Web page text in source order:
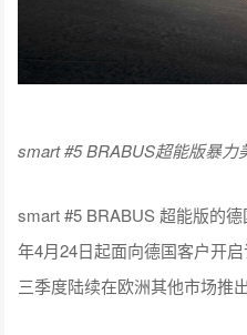
smart #5 BRABUS超能版暴力
smart #5 BRABUS 超能版的
年4月24日起面向德国客户开
三季度陆续在欧洲其他市场推出